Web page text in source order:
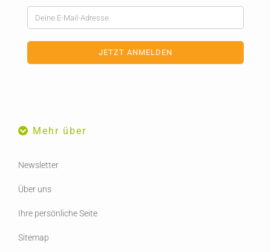
Mehr über
Newsletter
Über uns
Ihre persönliche Seite
Sitemap